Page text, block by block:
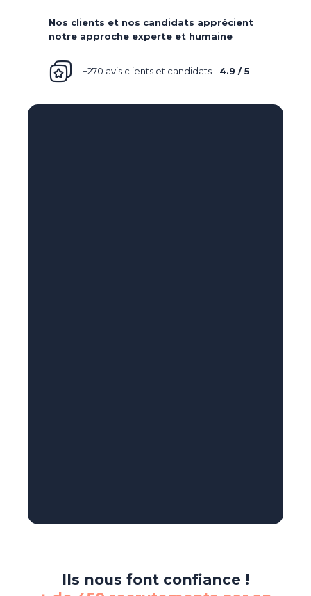
Nos clients et nos candidats apprécient
notre approche experte et humaine
+270 avis clients et candidats - 4.9 / 5
Ils nous font confiance !